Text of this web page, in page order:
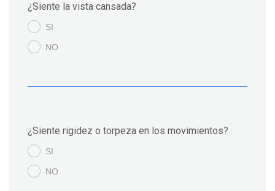
¿Siente la vista cansada?
SI
NO
¿Siente rigidez o torpeza en los movimientos?
SI
NO